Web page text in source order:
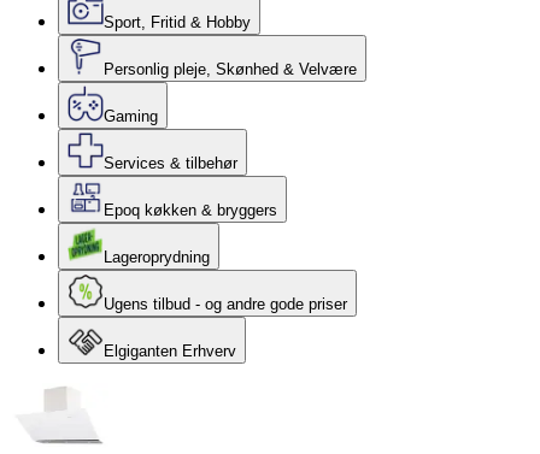
Sport, Fritid & Hobby
Personlig pleje, Skønhed & Velvære
Gaming
Services & tilbehør
Epoq køkken & bryggers
Lageroprydning
Ugens tilbud - og andre gode priser
Elgiganten Erhverv